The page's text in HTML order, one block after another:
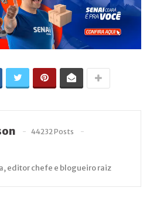
44232 Posts
editor chefe e blogueiro raiz